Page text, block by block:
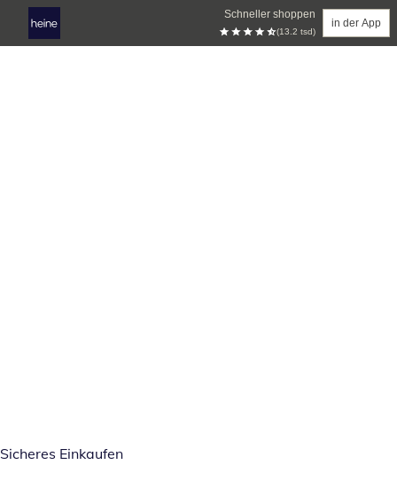
Schneller shoppen
(13.2 tsd)
in der App
Sicheres Einkaufen